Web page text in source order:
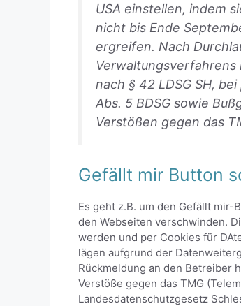
USA einstellen, indem
nicht bis Ende
ergreifen. Nach
nach § 42 LDSG SH,
Abs. 5 BDSG sowie
Verstößen gegen das
Gefällt mir Button
Es geht z.B. um den Gefällt mir-
den Webseiten verschwinden.
werden und per Cookies für
lägen aufgrund der
Rückmeldung an den Betreiber
Verstöße gegen das TMG
Landesdatenschutzgesetz